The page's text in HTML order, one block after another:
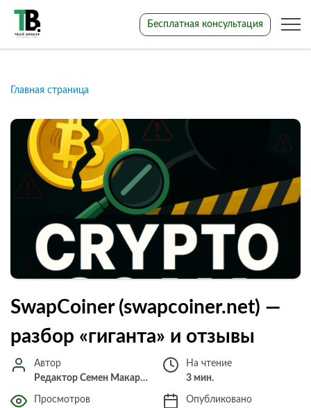
Бесплатная консультация
Главная страница
SwapCoiner (swapcoiner.net) —
разбор «гиганта» и отзывы
Автор
Редактор Семен Макарченко
На чтение
3 мин.
Просмотров
Опубликовано